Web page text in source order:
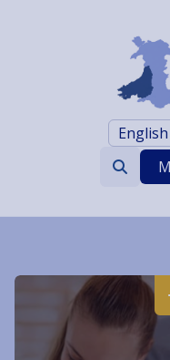
English
Search